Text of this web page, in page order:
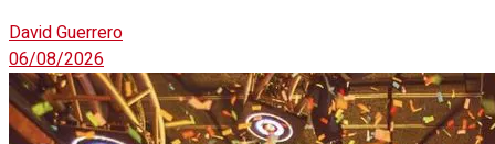
David Guerrero
06/08/2026